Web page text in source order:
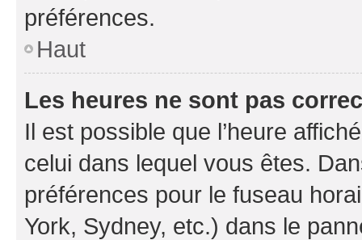
préférences.
Haut
Les heures ne sont pas
Il est possible que l’heure
celui dans lequel vous êtes.
préférences pour le fuseau
York, Sydney, etc.) dans le